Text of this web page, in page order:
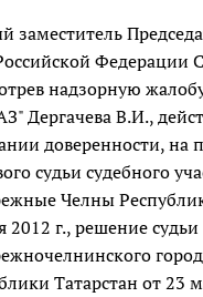
заместитель
Федерации
надзорную
Дергачева В.И.,
доверенности, на
судьи судебного
Челны
2012 г., решение судьи
Татарстан от 23